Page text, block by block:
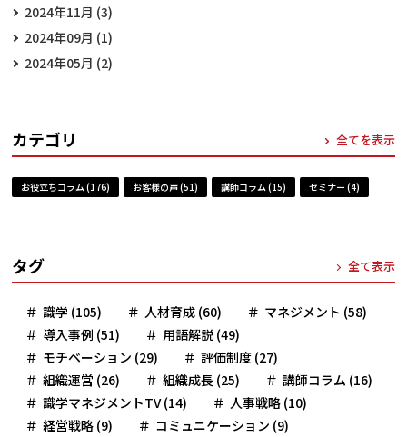
2024年11月 (3)
2024年09月 (1)
2024年05月 (2)
カテゴリ
お役立ちコラム (176) お客様の声 (51) 講師コラム (15) セミナー (4)
全てを表示
タグ
識学 (105) 人材育成 (60)
マネジメント (58)
導入事例 (51)
用語解説 (49)
モチベーション (29)
評価制度 (27)
組織運営 (26)
組織成長 (25)
講師コラム (16)
識学マネジメントTV (14)
人事戦略 (10)
経営戦略 (9)
コミュニケーション (9)
全て表示